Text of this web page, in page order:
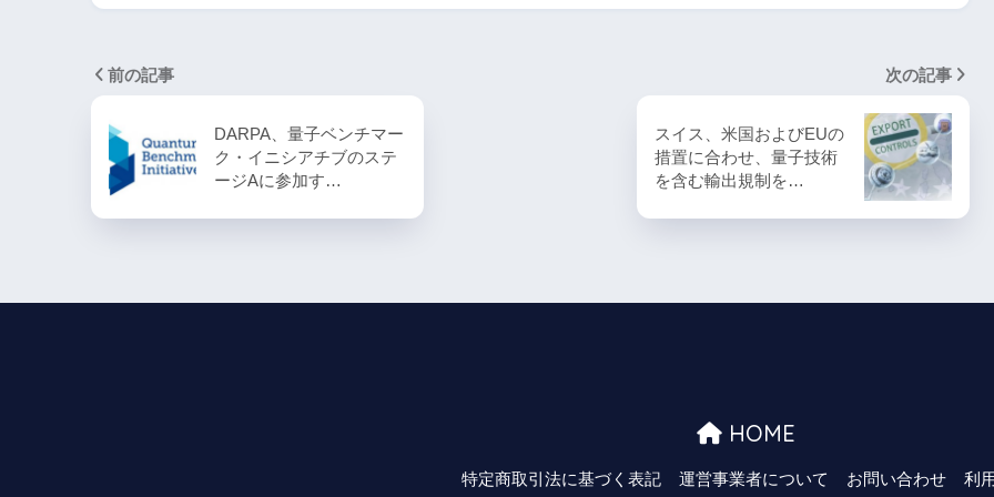
前の記事
DARPA、量子ベンチマー
ク・イニシアチブのステ
ージAに参加す…
次の記事
スイス、米国およびEUの
措置に合わせ、量子技術
を含む輸出規制を…
HOME
特定商取引法に基づく表記 運営事業者について お問い合わせ 利